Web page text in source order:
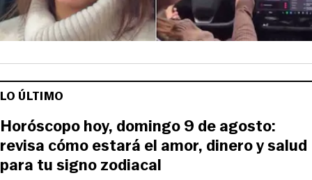
LO ÚLTIMO
Horóscopo hoy, domingo 9 de agosto:
revisa cómo estará el amor, dinero y salud
para tu signo zodiacal